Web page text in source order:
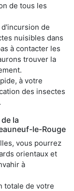
de tous les
de
nuisibles dans
à contacter les
trouver la
à votre
des insectes
la
le-Rouge
vous pourrez
orientaux et
à
totale de votre